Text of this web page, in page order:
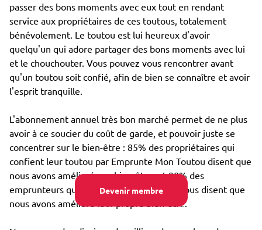
Devenir membre
passer des bons moments avec eux tout en rendant
service aux propriétaires de ces toutous, totalement
bénévolement. Le toutou est lui heureux d'avoir
quelqu'un qui adore partager des bons moments avec lui
et le chouchouter. Vous pouvez vous rencontrer avant
qu'un toutou soit confié, afin de bien se connaître et avoir
l'esprit tranquille.
L'abonnement annuel très bon marché permet de ne plus
avoir à ce soucier du coût de garde, et pouvoir juste se
concentrer sur le bien-être : 85% des propriétaires qui
confient leur toutou par Emprunte Mon Toutou disent que
nous avons amélioré son bien-être, et 98% des
emprunteurs qui s'occupent d'un toutou nous disent que
nous avons amélioré leur propre bien-être.